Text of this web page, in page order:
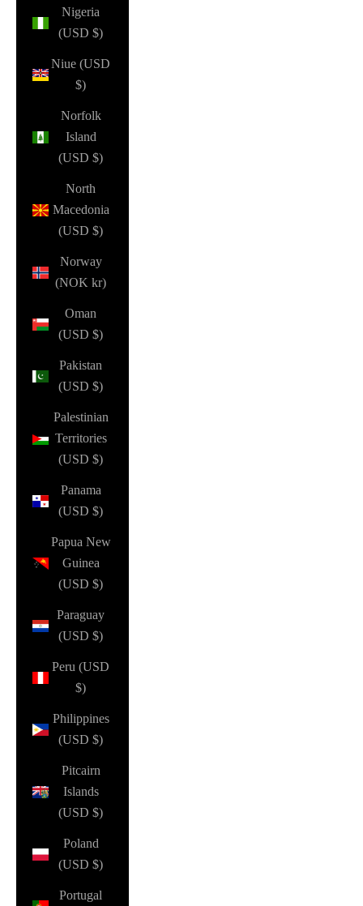
Nigeria
(USD $)
Niue (USD
$)
Norfolk
Island
(USD $)
North
Macedonia
(USD $)
Norway
(NOK kr)
Oman
(USD $)
Pakistan
(USD $)
Palestinian
Territories
(USD $)
Panama
(USD $)
Papua New
Guinea
(USD $)
Paraguay
(USD $)
Peru (USD
$)
Philippines
(USD $)
Pitcairn
Islands
(USD $)
Poland
(USD $)
Portugal